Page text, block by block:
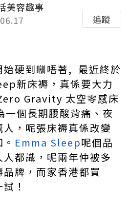
美容趣事
追蹤
始硬到瞓唔著, 最近終於
新床褥，真係要大力
Gravity 太空零感床
個長期腰酸背痛、夜
，呢張床褥真係改變
Emma Sleep呢個品
都識，呢兩年仲被多
牌，而家香港都買
試！